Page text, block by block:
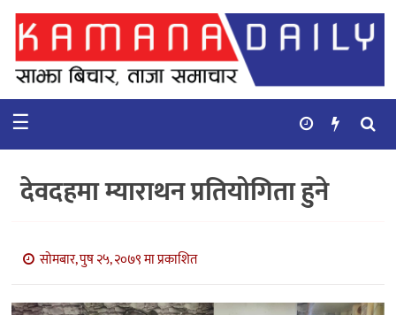
गृहपृष्ठ
समाचार
कुटनिती
कुराकानी
अर्थ
र
☰
देवदहमा म्याराथन प्रतियोगिता हुने
सोमबार, पुष २५, २०७९ मा प्रकाशित